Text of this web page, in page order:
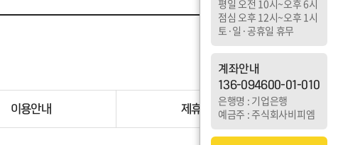
이용안내 제휴업체
평일 오전 10시~오후 6시
점심 오후 12시~오후 1시
토·일·공휴일 휴무
계좌안내
136-094600-01-010
은행명 : 기업은행
예금주 : 주식회사비피엠